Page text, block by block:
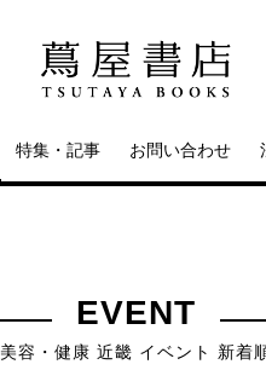
特集・記事 お問い合わせ
EVENT
美容・健康 近畿 イベント 新着